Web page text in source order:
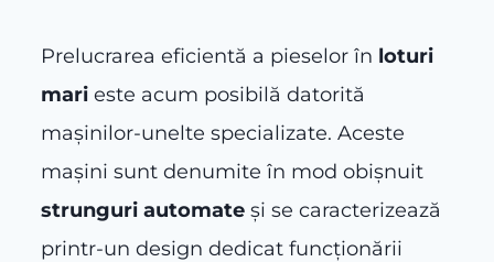
Prelucrarea eficientă a pieselor în loturi
mari este acum posibilă datorită
mașinilor-unelte specializate. Aceste
mașini sunt denumite în mod obișnuit
strunguri automate și se caracterizează
printr-un design dedicat funcționării